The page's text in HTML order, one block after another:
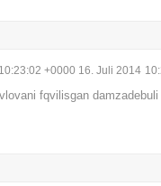
+0000 16. Juli 2014
fqvilisgan